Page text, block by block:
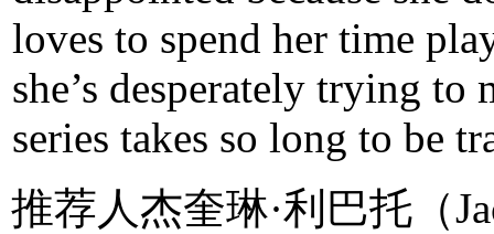
loves to spend her time
she’s desperately trying to
series takes so long to be
推荐人杰奎琳·利巴托（